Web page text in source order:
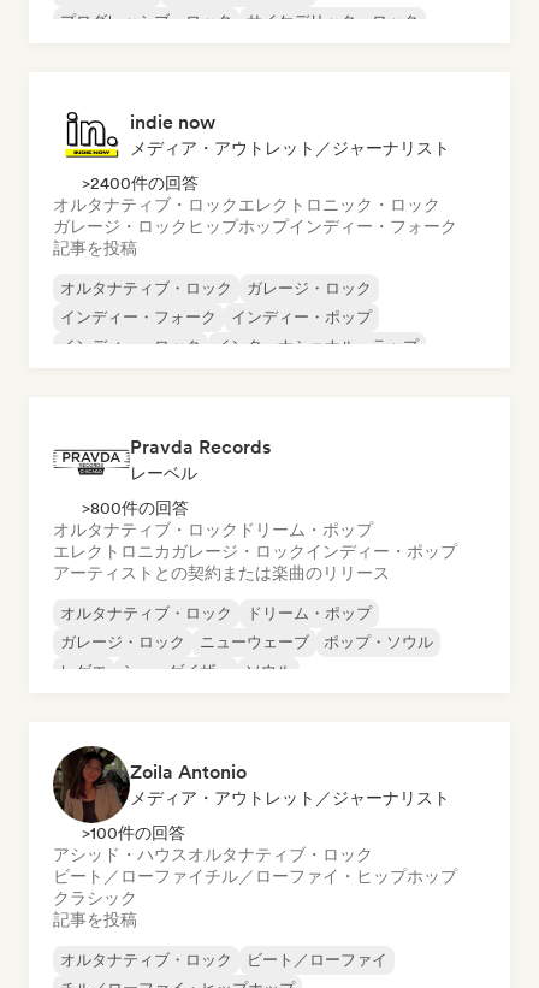
プログレッシブ・ロック
サイケデリック・ロック
indie now
メディア・アウトレット／ジャーナリスト
>2400件の回答
オルタナティブ・ロックエレクトロニック・ロック
ガレージ・ロック ヒップホップインディー・フォーク
記事を投稿
オルタナティブ・ロック
ガレージ・ロック
インディー・フォーク
インディー・ポップ
インディー・ロック
インターナショナル・ラップ
Pravda Records
レーベル
>800件の回答
オルタナティブ・ロック ドリーム・ポップ
エレクトロニカガレージ・ロックインディー・ポップ
アーティストとの契約または楽曲のリリース
オルタナティブ・ロック
ドリーム・ポップ
ガレージ・ロック
ニューウェーブ
ポップ・ソウル
レゲエ
シューゲイザー ソウル
Zoila Antonio
メディア・アウトレット／ジャーナリスト
>100件の回答
アシッド・ハウスオルタナティブ・ロック
ビート／ローファイチル／ローファイ・ヒップホップ
クラシック
記事を投稿
オルタナティブ・ロック
ビート／ローファイ